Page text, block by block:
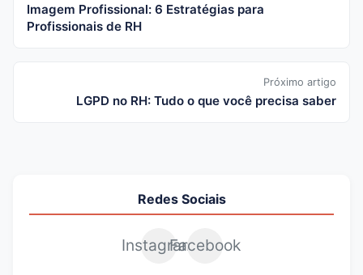
Imagem Profissional: 6 Estratégias para
Profissionais de RH
Próximo artigo
LGPD no RH: Tudo o que você precisa saber
Redes Sociais
InstagramFacebook